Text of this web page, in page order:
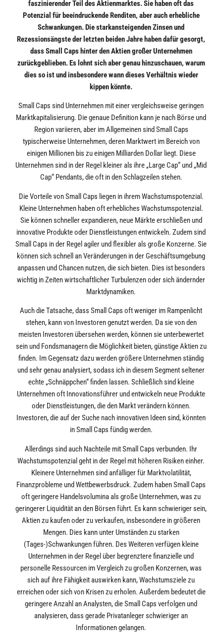
faszinierender Teil des Aktienmarktes. Sie haben oft das
Potenzial für beeindruckende Renditen, aber auch erhebliche
Schwankungen. Die starkansteigenden Zinsen und
Rezessionsängste der letzten beiden Jahre haben dafür gesorgt,
dass Small Caps hinter den Aktien großer Unternehmen
zurückgeblieben. Es lohnt sich aber genau hinzuschauen, warum
dies so ist und insbesondere wann dieses Verhältnis wieder
kippen könnte.
Small Caps sind Unternehmen mit einer vergleichsweise geringen
Marktkapitalisierung. Die genaue Definition kann je nach Börse und
Region variieren, aber im Allgemeinen sind Small Caps
typischerweise Unternehmen, deren Marktwert im Bereich von
einigen Millionen bis zu einigen Milliarden Dollar liegt. Diese
Unternehmen sind in der Regel kleiner als ihre „Large Cap“ und „Mid
Cap“ Pendants, die oft in den Schlagzeilen stehen.
Die Vorteile von Small Caps liegen in ihrem Wachstumspotenzial.
Kleine Unternehmen haben oft erhebliches Wachstumspotenzial.
Sie können schneller expandieren, neue Märkte erschließen und
innovative Produkte oder Dienstleistungen entwickeln. Zudem sind
Small Caps in der Regel agiler und flexibler als große Konzerne. Sie
können sich schnell an Veränderungen in der Geschäftsumgebung
anpassen und Chancen nutzen, die sich bieten. Dies ist besonders
wichtig in Zeiten wirtschaftlicher Turbulenzen oder sich ändernder
Marktdynamiken.
Auch die Tatsache, dass Small Caps oft weniger im Rampenlicht
stehen, kann von Investoren genutzt werden. Da sie von den
meisten Investoren übersehen werden, können sie unterbewertet
sein und Fondsmanagern die Möglichkeit bieten, günstige Aktien zu
finden. Im Gegensatz dazu werden größere Unternehmen ständig
und sehr genau analysiert, sodass ich in diesem Segment seltener
echte „Schnäppchen“ finden lassen. Schließlich sind kleine
Unternehmen oft Innovationsführer und entwickeln neue Produkte
oder Dienstleistungen, die den Markt verändern können.
Investoren, die auf der Suche nach innovativen Ideen sind, könnten
in Small Caps fündig werden.
Allerdings sind auch Nachteile mit Small Caps verbunden. Ihr
Wachstumspotenzial geht in der Regel mit höheren Risiken einher.
Kleinere Unternehmen sind anfälliger für Marktvolatilität,
Finanzprobleme und Wettbewerbsdruck. Zudem haben Small Caps
oft geringere Handelsvolumina als große Unternehmen, was zu
geringerer Liquidität an den Börsen führt. Es kann schwieriger sein,
Aktien zu kaufen oder zu verkaufen, insbesondere in größeren
Mengen. Dies kann unter Umständen zu starken
(Tages-)Schwankungen führen. Des Weiteren verfügen kleine
Unternehmen in der Regel über begrenztere finanzielle und
personelle Ressourcen im Vergleich zu großen Konzernen, was
sich auf ihre Fähigkeit auswirken kann, Wachstumsziele zu
erreichen oder sich von Krisen zu erholen. Außerdem bedeutet die
geringere Anzahl an Analysten, die Small Caps verfolgen und
analysieren, dass gerade Privatanleger schwieriger an
Informationen gelangen.